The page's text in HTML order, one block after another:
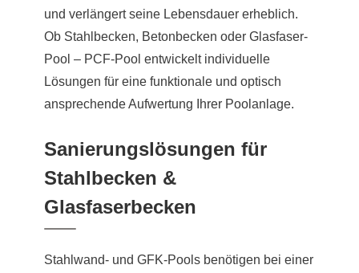
und verlängert seine Lebensdauer erheblich.
Ob Stahlbecken, Betonbecken oder Glasfaser-
Pool – PCF-Pool entwickelt individuelle
Lösungen für eine funktionale und optisch
ansprechende Aufwertung Ihrer Poolanlage.
Sanierungslösungen für
Stahlbecken &
Glasfaserbecken
Stahlwand- und GFK-Pools benötigen bei einer